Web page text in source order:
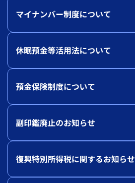
マイナンバー制度について
休眠預金等活用法について
預金保険制度について
副印鑑廃止のお知らせ
復興特別所得税に関するお知らせ